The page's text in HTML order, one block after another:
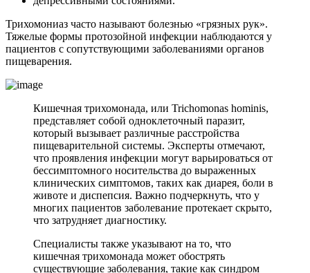
Трихомониаз часто называют болезнью «грязных рук».
Тяжелые формы протозойной инфекции наблюдаются у
пациентов с сопутствующими заболеваниями органов
пищеварения.
Кишечная трихомонада, или Trichomonas hominis,
представляет собой одноклеточный паразит,
который вызывает различные расстройства
пищеварительной системы. Эксперты отмечают,
что проявления инфекции могут варьироваться от
бессимптомного носительства до выраженных
клинических симптомов, таких как диарея, боли в
животе и диспепсия. Важно подчеркнуть, что у
многих пациентов заболевание протекает скрыто,
что затрудняет диагностику.
Специалисты также указывают на то, что
кишечная трихомонада может обострять
существующие заболевания, такие как синдром